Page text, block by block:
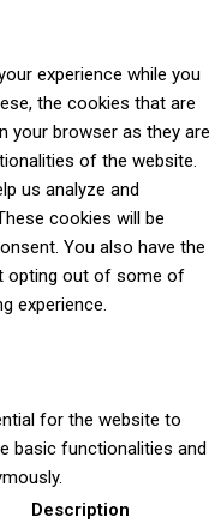
experience while you
the cookies that are
your browser as they are
of the website.
us analyze and
cookies will be
You also have the
opting out of some of
experience.
for the website to
basic functionalities and
Description